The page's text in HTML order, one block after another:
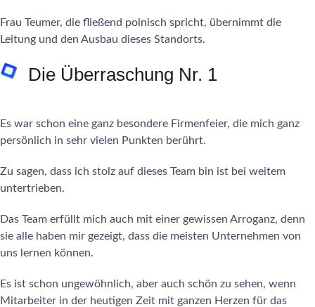
Frau Teumer, die fließend polnisch spricht, übernimmt die
Leitung und den Ausbau dieses Standorts.
Die Überraschung Nr. 1
Es war schon eine ganz besondere Firmenfeier, die mich ganz
persönlich in sehr vielen Punkten berührt.
Zu sagen, dass ich stolz auf dieses Team bin ist bei weitem
untertrieben.
Das Team erfüllt mich auch mit einer gewissen Arroganz, denn
sie alle haben mir gezeigt, dass die meisten Unternehmen von
uns lernen können.
Es ist schon ungewöhnlich, aber auch schön zu sehen, wenn
Mitarbeiter in der heutigen Zeit mit ganzen Herzen für das